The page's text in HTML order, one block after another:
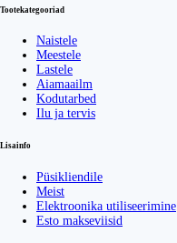
Tootekategooriad
Naistele
Meestele
Lastele
Aiamaailm
Kodutarbed
Ilu ja tervis
Lisainfo
Püsikliendile
Meist
Elektroonika utiliseerimine
Esto makseviisid